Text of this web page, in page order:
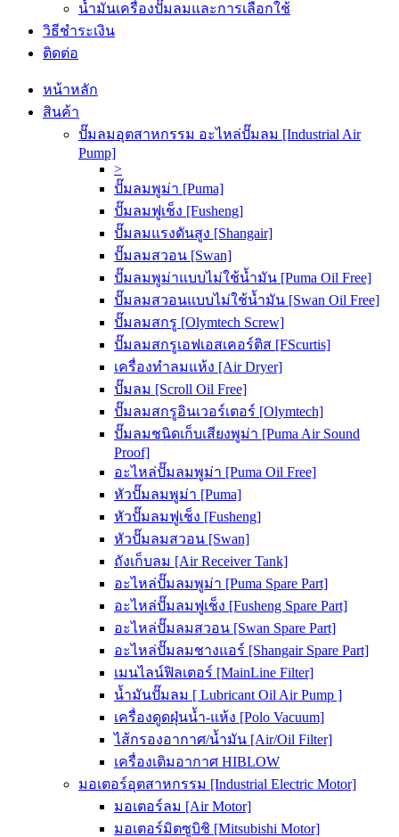
น้ำมันเครื่องปั๊มลมและการเลือกใช้
วิธีชำระเงิน
ติดต่อ
หน้าหลัก
สินค้า
ปั๊มลมอุตสาหกรรม อะไหล่ปั๊มลม [Industrial Air
Pump]
>
ปั๊มลมพูม่า [Puma]
ปั๊มลมฟูเช็ง [Fusheng]
ปั๊มลมแรงดันสูง [Shangair]
ปั๊มลมสวอน [Swan]
ปั๊มลมพูม่าแบบไม่ใช้น้ำมัน [Puma Oil Free]
ปั๊มลมสวอนแบบไม่ใช้น้ำมัน [Swan Oil Free]
ปั๊มลมสกรู [Olymtech Screw]
ปั๊มลมสกรูเอฟเอสเคอร์ติส [FScurtis]
เครื่องทำลมแห้ง [Air Dryer]
ปั๊มลม [Scroll Oil Free]
ปั๊มลมสกรูอินเวอร์เตอร์ [Olymtech]
ปั๊มลมชนิดเก็บเสียงพูม่า [Puma Air Sound
Proof]
อะไหล่ปั๊มลมพูม่า [Puma Oil Free]
หัวปั๊มลมพูม่า [Puma]
หัวปั๊มลมฟูเช็ง [Fusheng]
หัวปั๊มลมสวอน [Swan]
ถังเก็บลม [Air Receiver Tank]
อะไหล่ปั๊มลมพูม่า [Puma Spare Part]
อะไหล่ปั๊มลมฟูเช็ง [Fusheng Spare Part]
อะไหล่ปั๊มลมสวอน [Swan Spare Part]
อะไหล่ปั๊มลมชางแอร์ [Shangair Spare Part]
เมนไลน์ฟิลเตอร์ [MainLine Filter]
น้ำมันปั๊มลม [ Lubricant Oil Air Pump ]
เครื่องดูดฝุ่นน้ำ-แห้ง [Polo Vacuum]
ไส้กรองอากาศ/น้ำมัน [Air/Oil Filter]
เครื่องเติมอากาศ HIBLOW
มอเตอร์อุตสาหกรรม [Industrial Electric Motor]
มอเตอร์ลม [Air Motor]
มอเตอร์มิตซูบิชิ [Mitsubishi Motor]